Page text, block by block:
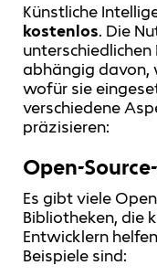
Künstliche
kostenlos. Die
abhängig davon,
wofür sie
verschiedene
präzisieren:
Open-
Es gibt viele
Bibliotheken, die
Entwicklern
Beispiele sind: